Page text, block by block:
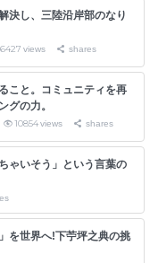
決し、三陸沿岸部のなり
6427 views shares
こと。コミュニティを再
グの力。
10854views shares
ゃいそう」という言葉の
を世界へ!下苧坪之典の挑